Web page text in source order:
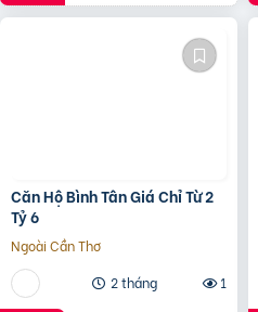
Căn Hộ Bình Tân Giá Chỉ Từ 2
Tỷ 6
Ngoài Cần Thơ
2 tháng
1